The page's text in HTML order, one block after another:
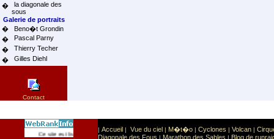
�
la diagonale des
sous
Galerie de portraits
�
Beno�t Grondin
�
Pascal Parny
�
Thierry Techer
�
Gilles Diehl
Contact
Ce site est list� dans la cat�gorie Sport: Sports extr�mes
| Accueil | Vue du ciel | M�t�o | Cyclones | Volcan |
Diagonale des Fous | Marathon des Sables | Blog de